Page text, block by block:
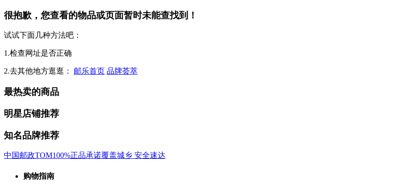
很抱歉，您查看的物品或页面暂时未能查找到！
试试下面几种方法吧：
1.检查网址是否正确
2.去其他地方逛逛： 邮乐首页 品牌荟萃
最热卖的商品
明星店铺推荐
知名品牌推荐
中国邮政TOM100%正品承诺覆盖城乡 安全速达
购物指南